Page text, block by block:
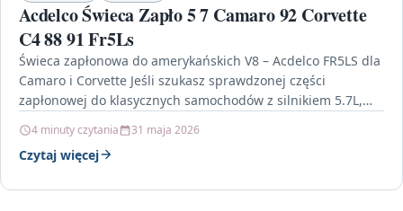
Acdelco Świeca Zapło 5 7 Camaro 92 Corvette
C4 88 91 Fr5Ls
Świeca zapłonowa do amerykańskich V8 – Acdelco FR5LS dla
Camaro i Corvette Jeśli szukasz sprawdzonej części
zapłonowej do klasycznych samochodów z silnikiem 5.7L,
4 minuty czytania 31 maja 2026
Czytaj więcej